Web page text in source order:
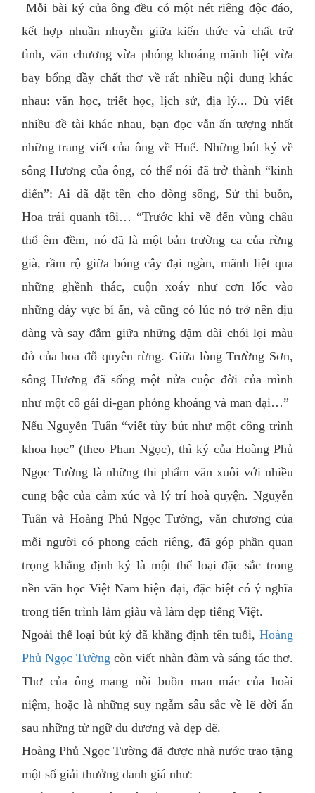
Mỗi bài ký của ông đều có một nét riêng độc đáo,
kết hợp nhuần nhuyễn giữa kiến thức và chất trữ
tình, văn chương vừa phóng khoáng mãnh liệt vừa
bay bổng đầy chất thơ về rất nhiều nội dung khác
nhau: văn học, triết học, lịch sử, địa lý... Dù viết
nhiều đề tài khác nhau, bạn đọc vẫn ấn tượng nhất
những trang viết của ông về Huế. Những bút ký về
sông Hương của ông, có thể nói đã trở thành “kinh
điển”: Ai đã đặt tên cho dòng sông, Sử thi buồn,
Hoa trái quanh tôi… “Trước khi về đến vùng châu
thổ êm đềm, nó đã là một bản trường ca của rừng
già, rầm rộ giữa bóng cây đại ngàn, mãnh liệt qua
những ghềnh thác, cuộn xoáy như cơn lốc vào
những đáy vực bí ẩn, và cũng có lúc nó trở nên dịu
dàng và say đắm giữa những dặm dài chói lọi màu
đỏ của hoa đỗ quyên rừng. Giữa lòng Trường Sơn,
sông Hương đã sống một nửa cuộc đời của mình
như một cô gái di-gan phóng khoáng và man dại…”
Nếu Nguyễn Tuân “viết tùy bút như một công trình
khoa học” (theo Phan Ngọc), thì ký của Hoàng Phủ
Ngọc Tường là những thi phẩm văn xuôi với nhiều
cung bậc của cảm xúc và lý trí hoà quyện. Nguyễn
Tuân và Hoàng Phủ Ngọc Tường, văn chương của
mỗi người có phong cách riêng, đã góp phần quan
trọng khẳng định ký là một thể loại đặc sắc trong
nền văn học Việt Nam hiện đại, đặc biệt có ý nghĩa
trong tiến trình làm giàu và làm đẹp tiếng Việt.
Ngoài thể loại bút ký đã khẳng định tên tuổi, Hoàng
Phủ Ngọc Tường còn viết nhàn đàm và sáng tác thơ.
Thơ của ông mang nỗi buồn man mác của hoài
niệm, hoặc là những suy ngẫm sâu sắc về lẽ đời ẩn
sau những từ ngữ du dương và đẹp đẽ.
Hoàng Phủ Ngọc Tường đã được nhà nước trao tặng
một số giải thưởng danh giá như: